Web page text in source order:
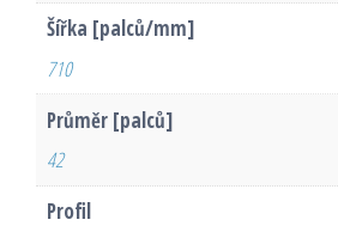
Šířka [palců/mm]
710
Průměr [palců]
42
Profil